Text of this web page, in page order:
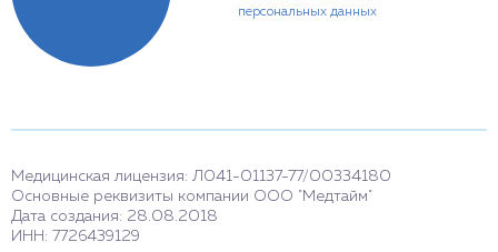
персональных данных
Медицинская лицензия: Л041-01137-77/00334180
Основные реквизиты компании ООО "Медтайм"
Дата создания: 28.08.2018
ИНН: 7726439129